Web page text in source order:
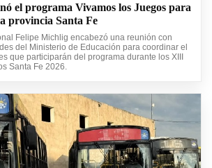
el programa Vivamos los Juegos para
provincia Santa Fe
Felipe Michlig encabezó una reunión con
del Ministerio de Educación para coordinar el
que participarán del programa durante los XIII
Santa Fe 2026.